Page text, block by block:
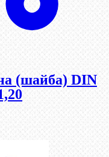
(шайба) DIN